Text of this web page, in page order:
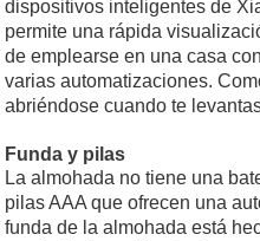
dispositivos inteligentes de
permite una rápida
de emplearse en una casa
varias automatizaciones.
abriéndose cuando te
Funda y pilas
La almohada no tiene una
pilas AAA que ofrecen una
funda de la almohada está